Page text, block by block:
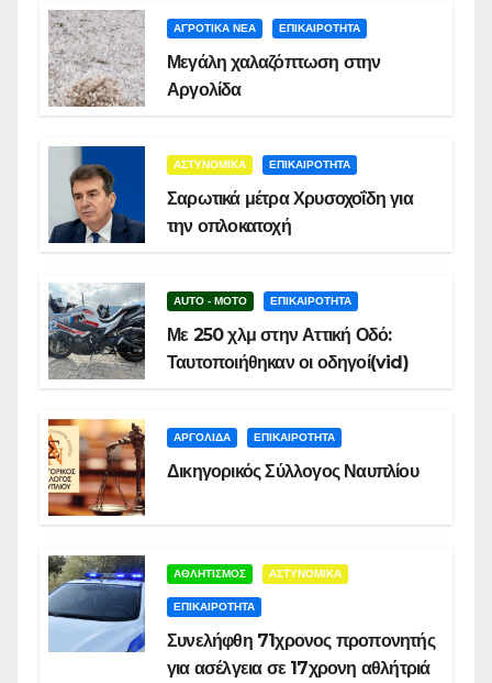
ΑΓΡΟΤΙΚΑ ΝΕΑ ΕΠΙΚΑΙΡΟΤΗΤΑ
Μεγάλη χαλαζόπτωση στην
Αργολίδα
ΑΣΤΥΝΟΜΙΚΑ ΕΠΙΚΑΙΡΟΤΗΤΑ
Σαρωτικά μέτρα Χρυσοχοΐδη για
την οπλοκατοχή
AUTO - MOTO ΕΠΙΚΑΙΡΟΤΗΤΑ
Με 250 χλμ στην Αττική Οδό:
Ταυτοποιήθηκαν οι οδηγοί(vid)
ΑΡΓΟΛΙΔΑ ΕΠΙΚΑΙΡΟΤΗΤΑ
Δικηγορικός Σύλλογος Ναυπλίου
ΑΘΛΗΤΙΣΜΟΣ ΑΣΤΥΝΟΜΙΚΑ
ΕΠΙΚΑΙΡΟΤΗΤΑ
Συνελήφθη 71χρονος προπονητής
για ασέλγεια σε 17χρονη αθλήτριά